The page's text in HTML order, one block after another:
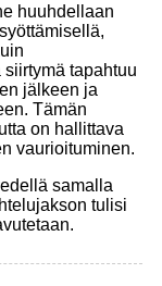
huuhdellaan
tapahtuu
jälkeen ja
Tämän
on hallittava
vaurioituminen.
samalla
tulisi